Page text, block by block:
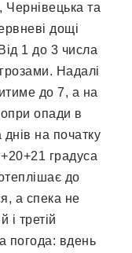
Чернівецька та
дощі
1 до 3 числа
Надалі
до 7, а на
опади в
днів на початку
градуса
до
а спека не
і третій
погода: вдень